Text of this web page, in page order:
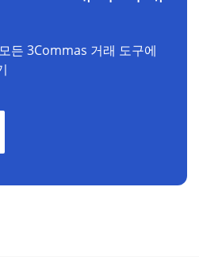
든 3Commas 거래 도구에